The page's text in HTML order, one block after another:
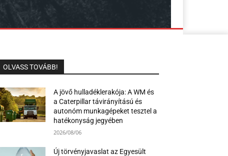
OLVASS TOVÁBB!
A jövő hulladéklerakója: A WM és
a Caterpillar távirányítású és
autonóm munkagépeket tesztel a
hatékonyság jegyében
2026/08/06
Új törvényjavaslat az Egyesült